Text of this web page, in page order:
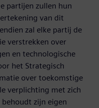
partijen zullen hun
van dit
zal elke partij de
verstrekken over
en technologische
het Strategisch
over toekomstige
verplichting met zich
zijn eigen